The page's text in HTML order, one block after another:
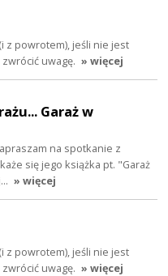
z powrotem), jeśli nie jest
uwagę. » więcej
Garaż w
na spotkanie z
się jego książka pt. "Garaż
» więcej
z powrotem), jeśli nie jest
uwagę. » więcej